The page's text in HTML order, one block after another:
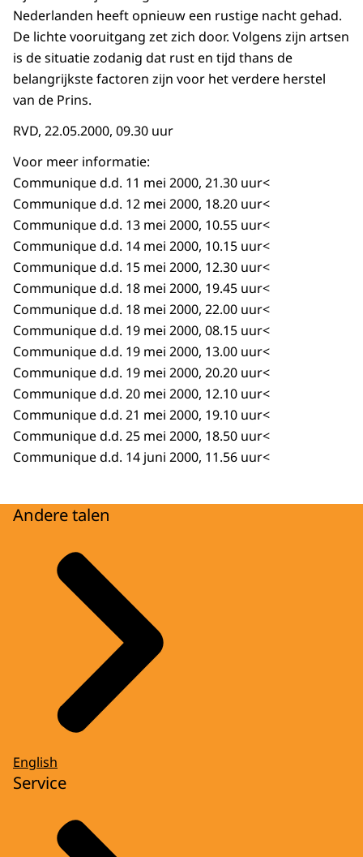
Nederlanden heeft opnieuw een rustige nacht gehad.
De lichte vooruitgang zet zich door. Volgens zijn artsen
is de situatie zodanig dat rust en tijd thans de
belangrijkste factoren zijn voor het verdere herstel
van de Prins.
RVD, 22.05.2000, 09.30 uur
Voor meer informatie:
Communique d.d. 11 mei 2000, 21.30 uur<
Communique d.d. 12 mei 2000, 18.20 uur<
Communique d.d. 13 mei 2000, 10.55 uur<
Communique d.d. 14 mei 2000, 10.15 uur<
Communique d.d. 15 mei 2000, 12.30 uur<
Communique d.d. 18 mei 2000, 19.45 uur<
Communique d.d. 18 mei 2000, 22.00 uur<
Communique d.d. 19 mei 2000, 08.15 uur<
Communique d.d. 19 mei 2000, 13.00 uur<
Communique d.d. 19 mei 2000, 20.20 uur<
Communique d.d. 20 mei 2000, 12.10 uur<
Communique d.d. 21 mei 2000, 19.10 uur<
Communique d.d. 25 mei 2000, 18.50 uur<
Communique d.d. 14 juni 2000, 11.56 uur<
Andere talen
English
Service